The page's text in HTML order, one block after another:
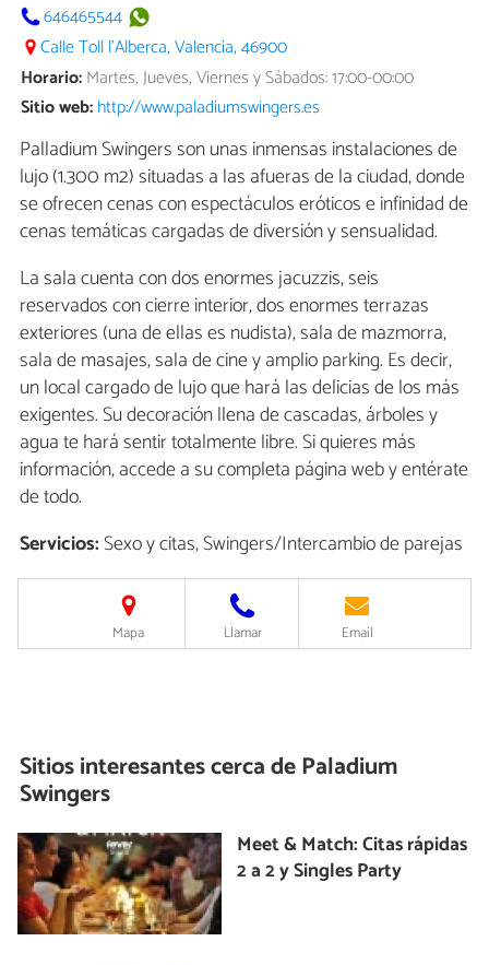
646465544
Calle Toll l'Alberca, Valencia, 46900
Horario:Martes, Jueves, Viernes y Sábados: 17:00-00:00
Sitio web:http://www.paladiumswingers.es
Palladium Swingers son unas inmensas instalaciones de
lujo (1.300 m2) situadas a las afueras de la ciudad, donde
se ofrecen cenas con espectáculos eróticos e infinidad de
cenas temáticas cargadas de diversión y sensualidad.
La sala cuenta con dos enormes jacuzzis, seis
reservados con cierre interior, dos enormes terrazas
exteriores (una de ellas es nudista), sala de mazmorra,
sala de masajes, sala de cine y amplio parking. Es decir,
un local cargado de lujo que hará las delicias de los más
exigentes. Su decoración llena de cascadas, árboles y
agua te hará sentir totalmente libre. Si quieres más
información, accede a su completa página web y entérate
de todo.
Servicios:Sexo y citas, Swingers/Intercambio de parejas
Mapa Llamar Email
Sitios interesantes cerca dePaladium
Swingers
Meet & Match: Citas rápidas
2 a 2 y Singles Party